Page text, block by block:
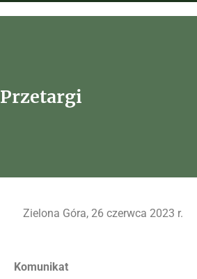
Przetargi
Zielona Góra, 26 czerwca 2023 r.
Komunikat